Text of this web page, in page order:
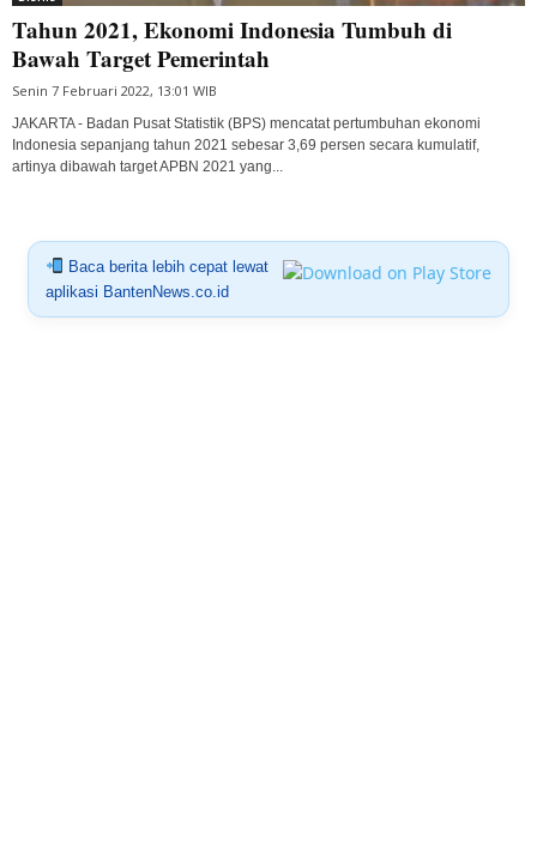
Tahun 2021, Ekonomi Indonesia Tumbuh di
Bawah Target Pemerintah
Senin 7 Februari 2022, 13:01 WIB
JAKARTA - Badan Pusat Statistik (BPS) mencatat pertumbuhan ekonomi
Indonesia sepanjang tahun 2021 sebesar 3,69 persen secara kumulatif,
artinya dibawah target APBN 2021 yang...
Baca berita lebih cepat lewat
aplikasi BantenNews.co.id